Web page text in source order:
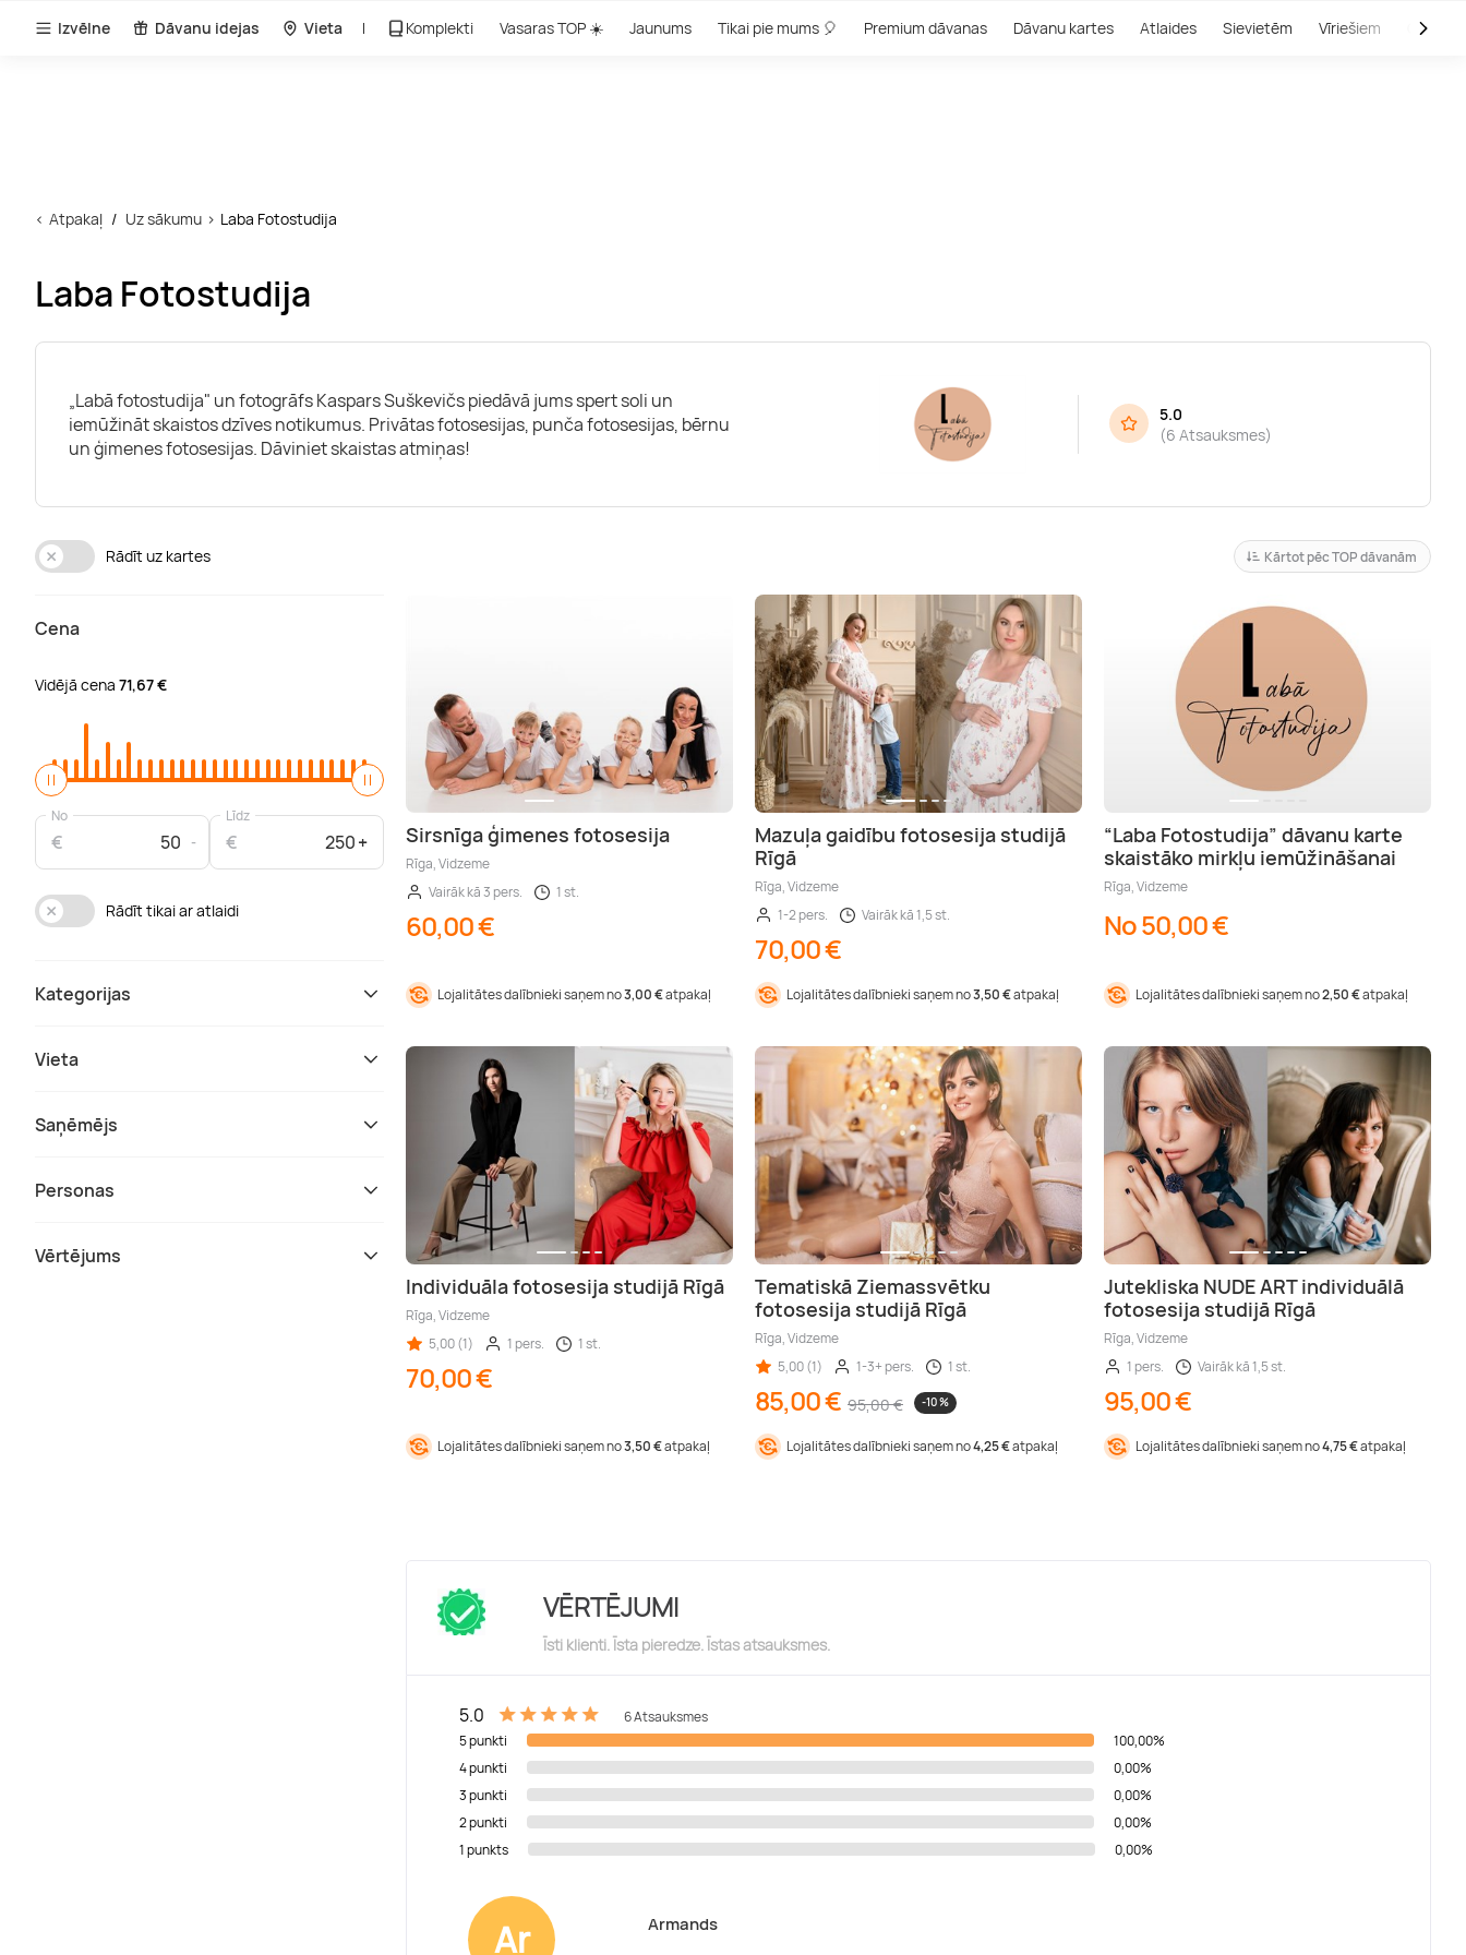
Izvēlne Dāvanu idejas Vieta Komplekti Vasaras TOP ☀️ Jaunums Tikai pie mums 🎈 Premium dāvanas Dāvanu kartes Atlaides Sievietēm Vīriešiem Outlet
Atpakaļ Uz sākumu Laba Fotostudija
Laba Fotostudija
„Labā fotostudija" un fotogrāfs Kaspars Suškevičs piedāvā jums spert soli un
iemūžināt skaistos dzīves notikumus. Privātas fotosesijas, punča fotosesijas, bērnu
un ģimenes fotosesijas. Dāviniet skaistas atmiņas!
5.0
(6 Atsauksmes)
Rādīt uz kartes Kārtot pēc TOP dāvanām
Cena
Vidējā cena 71,67 €
No
€
Līdz
€
Rādīt tikai ar atlaidi
Kategorijas
Vieta
Saņēmējs
Personas
Vērtējums
Sirsnīga ģimenes fotosesija
Rīga, Vidzeme
Vairāk kā 3 pers.
1 st.
60,00 €
Lojalitātes dalībnieki saņem no3,00 €atpakaļ
Mazuļa gaidību fotosesija studijā
Rīgā
Rīga, Vidzeme
1-2 pers.
Vairāk kā 1,5 st.
70,00 €
Lojalitātes dalībnieki saņem no3,50 €atpakaļ
“Laba Fotostudija” dāvanu karte
skaistāko mirkļu iemūžināšanai
Rīga, Vidzeme
No 50,00 €
Lojalitātes dalībnieki saņem no2,50 €atpakaļ
Individuāla fotosesija studijā Rīgā
Rīga, Vidzeme
5,00 (1)
1 pers. 1 st.
70,00 €
Lojalitātes dalībnieki saņem no3,50 €atpakaļ
Tematiskā Ziemassvētku
fotosesija studijā Rīgā
Rīga, Vidzeme
5,00 (1)
1-3+ pers. 1 st.
85,00 € 95,00 € -10 %
Lojalitātes dalībnieki saņem no4,25 €atpakaļ
Jutekliska NUDE ART individuālā
fotosesija studijā Rīgā
Rīga, Vidzeme
1 pers.
Vairāk kā 1,5 st.
95,00 €
Lojalitātes dalībnieki saņem no4,75 €atpakaļ
VĒRTĒJUMI
Īsti klienti. Īsta pieredze. Īstas atsauksmes.
5.0
6 Atsauksmes
5 punkti
100,00%
4 punkti
0,00%
3 punkti
0,00%
2 punkti
0,00%
1 punkts
0,00%
Ar
Armands